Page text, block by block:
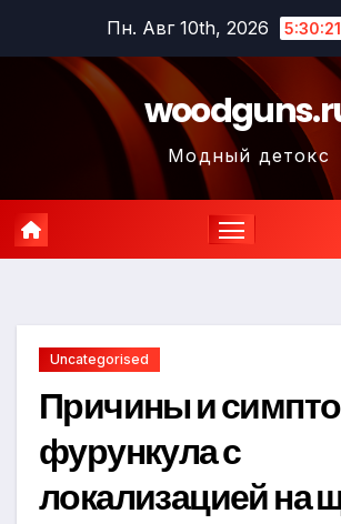
содержимому
Пн. Авг 10th, 2026
Модный детокс
Uncategorised
Причины и
фурункула с
локализацией на